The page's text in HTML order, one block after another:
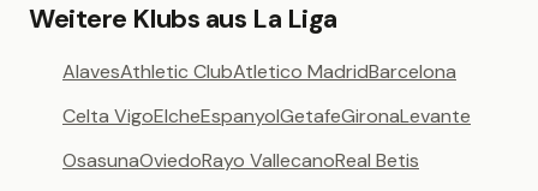
Weitere Klubs aus La Liga
AlavesAthletic ClubAtletico MadridBarcelona
Celta VigoElcheEspanyolGetafeGironaLevante
OsasunaOviedoRayo VallecanoReal Betis